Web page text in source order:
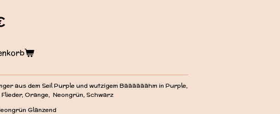
aus dem Seil Purple und wutzigem Bäääääähm in Purple,
Orange, Neongrün, Schwarz
Glänzend